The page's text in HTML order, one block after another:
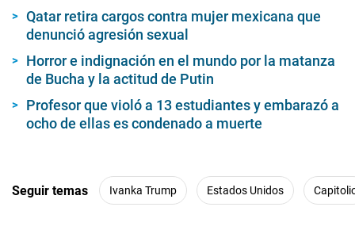
Qatar retira cargos contra mujer mexicana que
denunció agresión sexual
Horror e indignación en el mundo por la matanza
de Bucha y la actitud de Putin
Profesor que violó a 13 estudiantes y embarazó a
ocho de ellas es condenado a muerte
Seguir temas Ivanka Trump Estados Unidos